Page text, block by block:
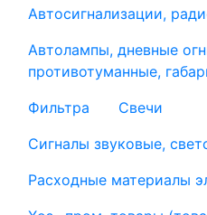
Автосигнализации,
Автолампы, дневные
противотуманные,
Фильтра
Свечи
Сигналы звуковые,
Расходные материалы